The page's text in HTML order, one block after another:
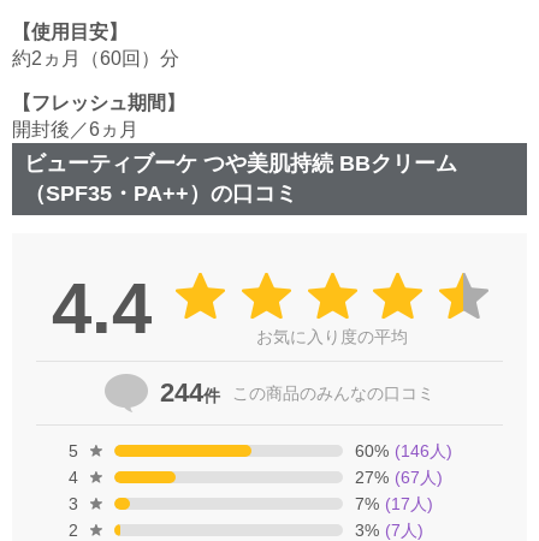
【使用目安】
約2ヵ月（60回）分
【フレッシュ期間】
開封後／6ヵ月
ビューティブーケ つや美肌持続 BBクリーム
（SPF35・PA++）の口コミ
4.4 お気に入り度の平均
244件 この商品のみんなの口コミ
5 60% (146 人)
4
27% (67 人)
3
7% (17 人)
2
3% (7 人)